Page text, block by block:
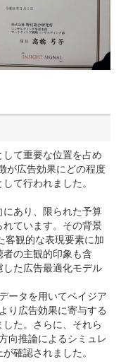
て重要な位置を占め
が広告効果にどの程度
て行われました。
あり、限られた予算
ています。その背景
客観的な表現要素に加
の主観的印象も含
た広告最適化モデル
ータを用いてベイジア
り広告効果に寄与する
た。さらに、それら
向推論によるシミュレ
確認されました。